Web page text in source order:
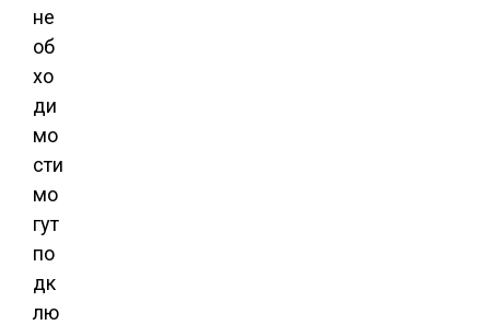
не
об
хо
ди
мо
сти
мо
гут
по
дк
лю